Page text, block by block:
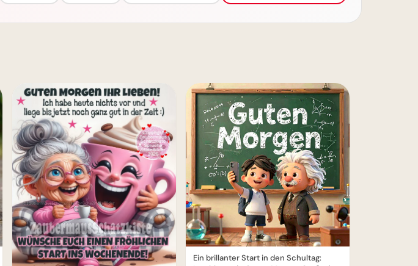
Ein brillanter Start in den Schultag: